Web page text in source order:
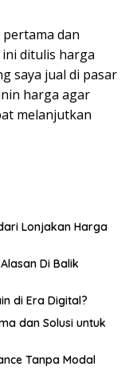
dan
ditulis harga
saya jual di pasar
harga agar
melanjutkan
Lonjakan Harga
Di Balik
di Era Digital?
dan Solusi untuk
Tanpa Modal